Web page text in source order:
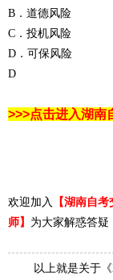
B．道德风险
C．投机风险
D．可保风险
D
>>>点击进入湖南
欢迎加入 【湖南自考
师】 为大家解惑答疑
以上就是关于《